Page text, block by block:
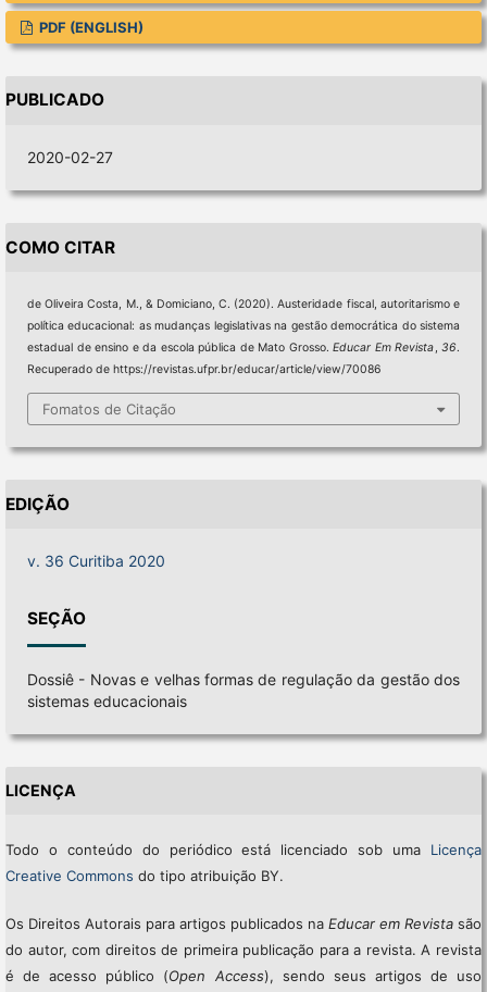
PDF (ENGLISH)
PUBLICADO
2020-02-27
COMO CITAR
de Oliveira Costa, M., & Domiciano, C. (2020). Austeridade fiscal, autoritarismo e
política educacional: as mudanças legislativas na gestão democrática do sistema
estadual de ensino e da escola pública de Mato Grosso.Educar Em Revista,36.
Recuperado de https://revistas.ufpr.br/educar/article/view/70086
Fomatos de Citação
EDIÇÃO
v. 36 Curitiba 2020
SEÇÃO
Dossiê - Novas e velhas formas de regulação da gestão dos
sistemas educacionais
LICENÇA
Todo o conteúdo do periódico está licenciado sob uma Licença
Creative Commons do tipo atribuição BY.
Os Direitos Autorais para artigos publicados naEducar em Revista são
do autor, com direitos de primeira publicação para a revista. A revista
é de acesso público (Open Access), sendo seus artigos de uso